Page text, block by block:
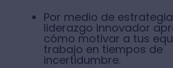
Por medio de
liderazgo innovador
cómo motivar a tus
trabajo en tiempos de
incertidumbre.